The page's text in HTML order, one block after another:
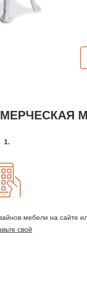
1.
мебели на сайте
свой